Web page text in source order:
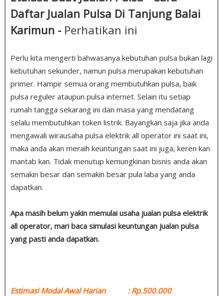
Daftar Jualan Pulsa Di Tanjung Balai
Karimun - Perhatikan ini
Perlu kita mengerti bahwasanya kebutuhan pulsa bukan lagi
kebutuhan sekunder, namun pulsa merupakan kebutuhan
primer. Hampir semua orang membutuhkan pulsa, baik
pulsa reguler ataupun pulsa internet. Selain itu setiap
rumah tangga sekarang ini dan masa yang mendatang
selalu membutuhkan token listrik. Bayangkan saja jika anda
mengawali wirausaha pulsa elektrik all operator ini saat ini,
maka anda akan meraih keuntungan saat ini juga, keren kan
mantab kan. Tidak menutup kemungkinan bisnis anda akan
semakin besar dan semakin besar pula laba yang anda
dapatkan.
Apa masih belum yakin memulai usaha jualan pulsa elektrik
all operator, mari baca simulasi keuntungan jualan pulsa
yang pasti anda dapatkan.
Estimasi Modal Awal Harian : Rp.500.000